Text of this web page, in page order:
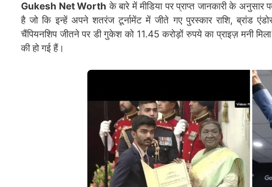
Gukesh Net Worth के बारे में मीडिया पर प्राप्त जानकारी के
है जो कि इन्हें अपने शतरंज टूर्नामेंट में जीते गए पुरस्कार राशि, ब्रांड
चैंपियनशिप जीतने पर डी गुकेश को 11.45 करोड़ों रुपये का प्राइज़ मनी
की हो गई हैं।